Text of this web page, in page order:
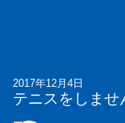
2017年12月4日
テニスをしませ